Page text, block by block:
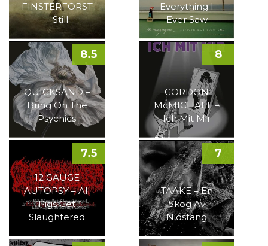
FINSTERFORST
– Still
Everything I
Ever Saw
QUICKSAND –
Bring On The
Psychics
8.5
GORDON
McMICHAEL –
Ich Mit Mir
8
12 GAUGE
AUTOPSY – All
Pigs Get
Slaughtered
7.5
TAAKE – En
Skog Av
Nidstang
7